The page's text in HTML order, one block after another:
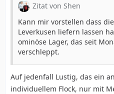
Zitat von Shen
Kann mir vorstellen dass
Leverkusen liefern lassen
ominöse Lager, das seit
verschleppt.
Auf jedenfall Lustig, das ein
individuellem Flock, nur mit